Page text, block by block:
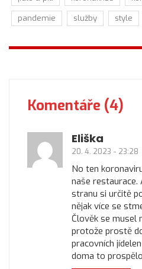
pandemie
služby style
Komentáře (4)
Eliška
20. 4. 2023 - 23:28
No ten
naše restaurace.
stranu si určitě
nějak více se
Člověk se musel
protože prostě
pracovních
doma to